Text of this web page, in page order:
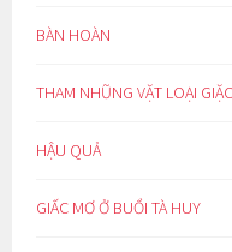
BÀN HOÀN
THAM NHŨNG VẶT LOẠI
HẬU QUẢ
GIẤC MƠ Ở BUỔI TÀ HUY